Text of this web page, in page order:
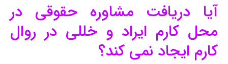
آیا دریافت مشاوره حقوقی در
محل کارم ایراد و خللی در روال
کارم ایجاد نمی کند؟